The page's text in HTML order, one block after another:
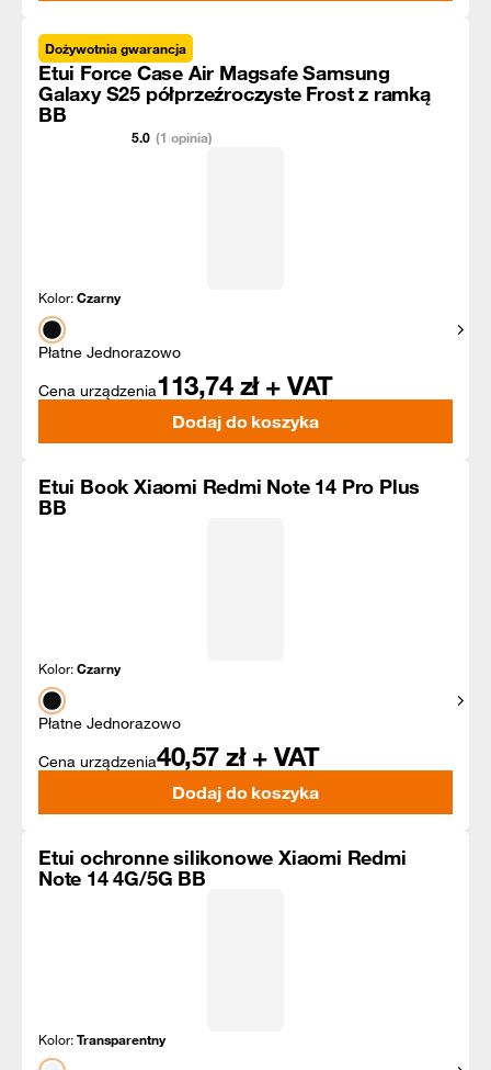
Dożywotnia gwarancja
Etui Force Case Air Magsafe Samsung
Galaxy S25 półprzeźroczyste Frost z ramką
BB
5.0 (1 opinia)
Kolor:Czarny
Płatne Jednorazowo
Cena urządzenia113,74 zł + VAT
Dodaj do koszyka
Etui Book Xiaomi Redmi Note 14 Pro Plus
BB
Kolor:Czarny
Płatne Jednorazowo
Cena urządzenia40,57 zł + VAT
Dodaj do koszyka
Etui ochronne silikonowe Xiaomi Redmi
Note 14 4G/5G BB
Kolor:Transparentny